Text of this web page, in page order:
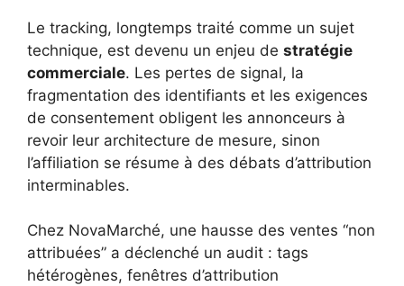
Le tracking, longtemps traité comme un sujet
technique, est devenu un enjeu de stratégie
commerciale. Les pertes de signal, la
fragmentation des identifiants et les exigences
de consentement obligent les annonceurs à
revoir leur architecture de mesure, sinon
l’affiliation se résume à des débats d’attribution
interminables.
Chez NovaMarché, une hausse des ventes “non
attribuées” a déclenché un audit : tags
hétérogènes, fenêtres d’attribution